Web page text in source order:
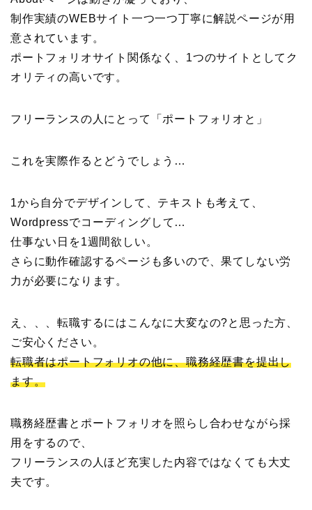
制作実績のWEBサイト一つ一つ丁寧に解説ページが用
意されています。
ポートフォリオサイト関係なく、1つのサイトとしてク
オリティの高いです。
フリーランスの人にとって「ポートフォリオと」
これを実際作るとどうでしょう…
1から自分でデザインして、テキストも考えて、
Wordpressでコーディングして…
仕事ない日を1週間欲しい。
さらに動作確認するページも多いので、果てしない労
力が必要になります。
え、、、転職するにはこんなに大変なの?と思った方、
ご安心ください。
転職者はポートフォリオの他に、職務経歴書を提出し
ます。
職務経歴書とポートフォリオを照らし合わせながら採
用をするので、
フリーランスの人ほど充実した内容ではなくても大丈
夫です。